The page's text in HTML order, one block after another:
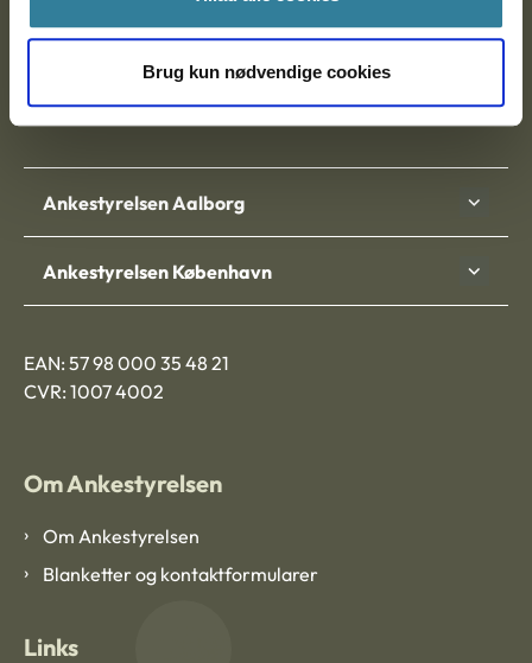
Brug kun nødvendige cookies
Postadresse:
Nytorv 7, 2. sal
9000 Aalborg
Ankestyrelsen Aalborg
Ankestyrelsen København
EAN: 57 98 000 35 48 21
CVR: 1007 4002
Om Ankestyrelsen
Om Ankestyrelsen
Blanketter og kontaktformularer
Links